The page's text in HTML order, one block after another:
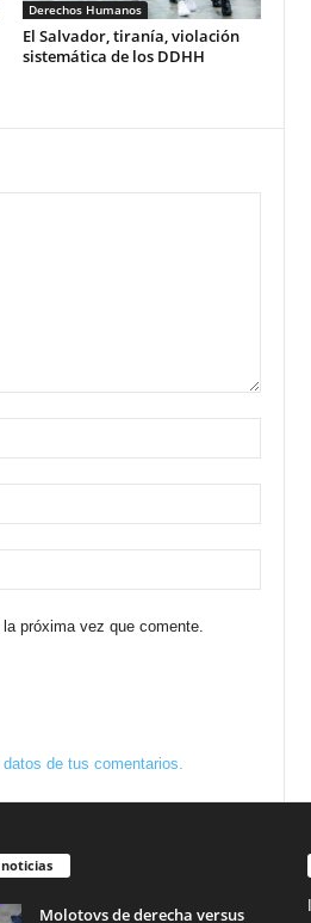
Derechos Humanos
El Salvador, tiranía, violación
sistemática de los DDHH
próxima vez que comente.
de tus comentarios.
Molotovs de derecha versus